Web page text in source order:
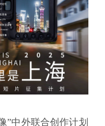
”中外联合创作计划